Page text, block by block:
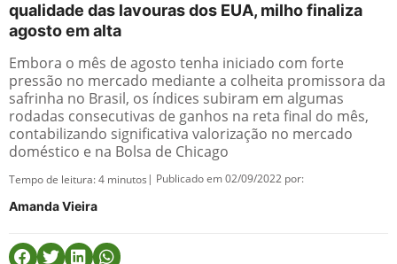
qualidade das lavouras dos EUA, milho finaliza
agosto em alta
Embora o mês de agosto tenha iniciado com forte
pressão no mercado mediante a colheita promissora da
safrinha no Brasil, os índices subiram em algumas
rodadas consecutivas de ganhos na reta final do mês,
contabilizando significativa valorização no mercado
doméstico e na Bolsa de Chicago
Tempo de leitura:4 minutos | Publicado em 02/09/2022 por:
Amanda Vieira